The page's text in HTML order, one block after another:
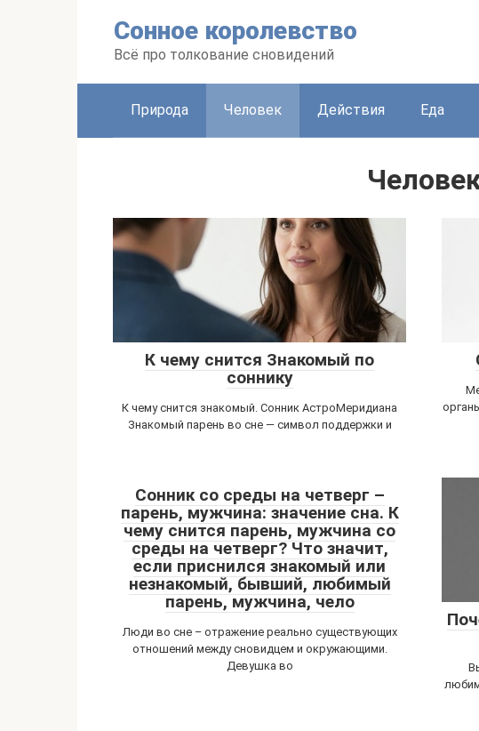
Сонное королевство
Всё про толкование сновидений
Природа Человек Действия Еда
К чему снится Знакомый по
соннику
К чему снится знакомый. Сонник АстроМеридиана
Знакомый парень во сне — символ поддержки и
Сонник со среды на четверг –
парень, мужчина: значение сна. К
чему снится парень, мужчина со
среды на четверг? Что значит,
если приснился знакомый или
незнакомый, бывший, любимый
парень, мужчина, чело
Люди во сне – отражение реально существующих
отношений между сновидцем и окружающими.
Девушка во